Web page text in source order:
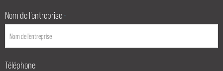
Nom de l’entreprise *
Téléphone